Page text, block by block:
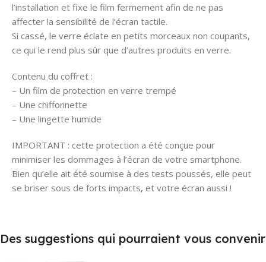
l’installation et fixe le film fermement afin de ne pas
affecter la sensibilité de l’écran tactile.
Si cassé, le verre éclate en petits morceaux non coupants,
ce qui le rend plus sûr que d’autres produits en verre.
Contenu du coffret :
– Un film de protection en verre trempé
– Une chiffonnette
– Une lingette humide
IMPORTANT : cette protection a été conçue pour
minimiser les dommages à l’écran de votre smartphone.
Bien qu’elle ait été soumise à des tests poussés, elle peut
se briser sous de forts impacts, et votre écran aussi !
Des suggestions qui pourraient vous convenir